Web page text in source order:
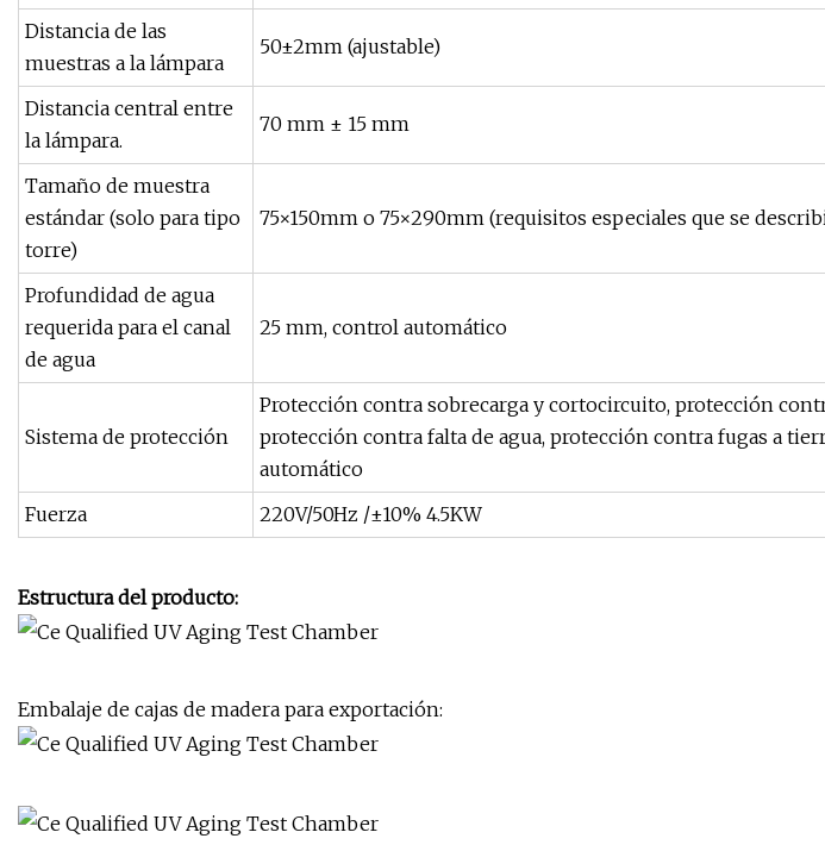
Distancia de las
muestras a la lámpara
50±2mm (ajustable)
Distancia central entre
la lámpara.
70 mm ± 15 mm
Tamaño de muestra
estándar (solo para tipo
torre)
75×150mm o 75×290mm (requisitos especiales que se
Profundidad de agua
requerida para el canal
de agua
25 mm, control automático
Sistema de protección
Protección contra sobrecarga y cortocircuito, protección
protección contra falta de agua, protección contra fugas a
automático
Fuerza
220V/50Hz /±10% 4.5KW
Estructura del producto:
Embalaje de cajas de madera para exportación: